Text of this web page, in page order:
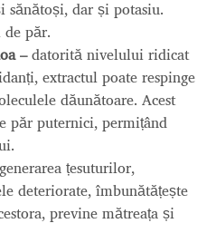
dar și potasiu.
păr.
–datorită nivelului ridicat
extractul poate respinge
dăunătoare. Acest
păr puternici, permițând
țesuturilor,
deteriorate, îmbunătățește
previne mătreața și